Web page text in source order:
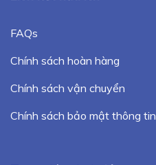
FAQs
Chính sách hoàn hàng
Chính sách vận chuyển
Chính sách bảo mật thông tin